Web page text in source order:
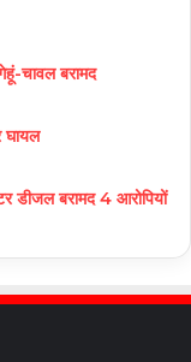
चावल बरामद
घायल
डीजल बरामद 4 आरोपियों